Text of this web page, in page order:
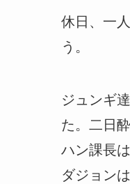
休日、一
う。
ジュンギ
た。二日
ハン課長
ダジョン